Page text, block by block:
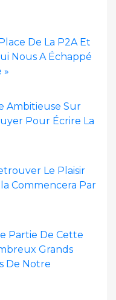
De La P2A Et
Nous A Échappé
»
Ambitieuse Sur
Pour Écrire La
Le Plaisir
Commencera Par
Partie De Cette
Grands
De Notre